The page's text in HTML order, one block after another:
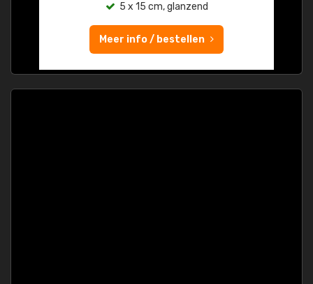
5 x 15 cm, glanzend
Meer info / bestellen